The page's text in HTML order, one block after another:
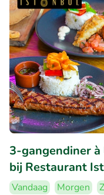
3-gangendiner
bij Restaurant
Vandaag Morgen